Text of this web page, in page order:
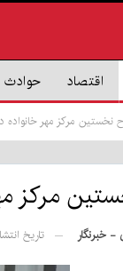
اقتصاد حوادث
نخستین مرکز مهر خانواده
مرکز
خبرنگار تاریخ